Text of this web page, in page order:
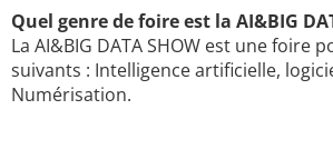
Quel genre de foire est la AI&BIG
La AI&BIG DATA SHOW est une foire
suivants : Intelligence artificielle,
Numérisation.